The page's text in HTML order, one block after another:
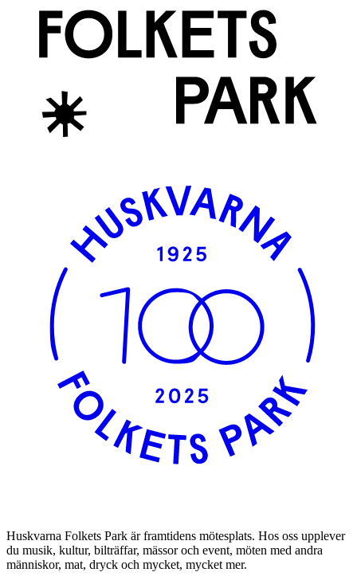
Huskvarna Folkets Park är framtidens mötesplats. Hos oss upplever
du musik, kultur, bilträffar, mässor och event, möten med andra
människor, mat, dryck och mycket, mycket mer.